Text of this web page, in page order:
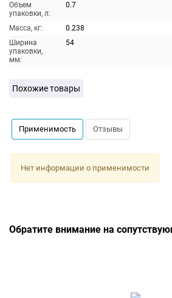
Объем
упаковки, л:
0.7
Масса, кг:
0.238
Ширина
упаковки,
мм:
54
Похожие товары
Применимость Отзывы
Нет информации о применимости
Обратите внимание на